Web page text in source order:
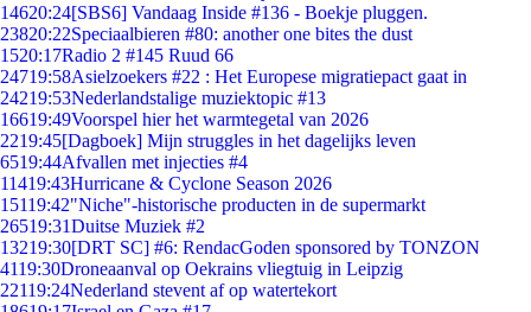
14620:24[SBS6] Vandaag Inside #136 - Boekje pluggen.
23820:22Speciaalbieren #80: another one bites the dust
1520:17Radio 2 #145 Ruud 66
24719:58Asielzoekers #22 : Het Europese migratiepact gaat in
24219:53Nederlandstalige muziektopic #13
16619:49Voorspel hier het warmtegetal van 2026
2219:45[Dagboek] Mijn struggles in het dagelijks leven
6519:44Afvallen met injecties #4
11419:43Hurricane & Cyclone Season 2026
15119:42"Niche"-historische producten in de supermarkt
26519:31Duitse Muziek #2
13219:30[DRT SC] #6: RendacGoden sponsored by TONZON
4119:30Droneaanval op Oekrains vliegtuig in Leipzig
22119:24Nederland stevent af op watertekort